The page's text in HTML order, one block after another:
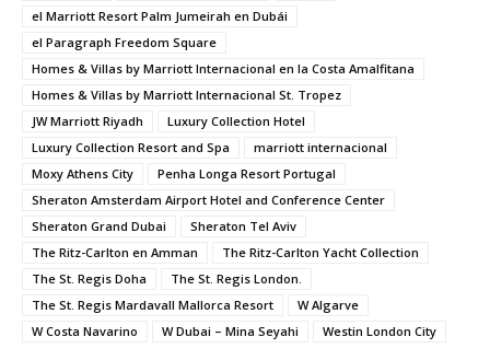
el Marriott Resort Palm Jumeirah en Dubái
el Paragraph Freedom Square
Homes & Villas by Marriott Internacional en la Costa Amalfitana
Homes & Villas by Marriott Internacional St. Tropez
JW Marriott Riyadh
Luxury Collection Hotel
Luxury Collection Resort and Spa
marriott internacional
Moxy Athens City
Penha Longa Resort Portugal
Sheraton Amsterdam Airport Hotel and Conference Center
Sheraton Grand Dubai
Sheraton Tel Aviv
The Ritz-Carlton en Amman
The Ritz-Carlton Yacht Collection
The St. Regis Doha
The St. Regis London.
The St. Regis Mardavall Mallorca Resort
W Algarve
W Costa Navarino
W Dubai – Mina Seyahi Westin London City